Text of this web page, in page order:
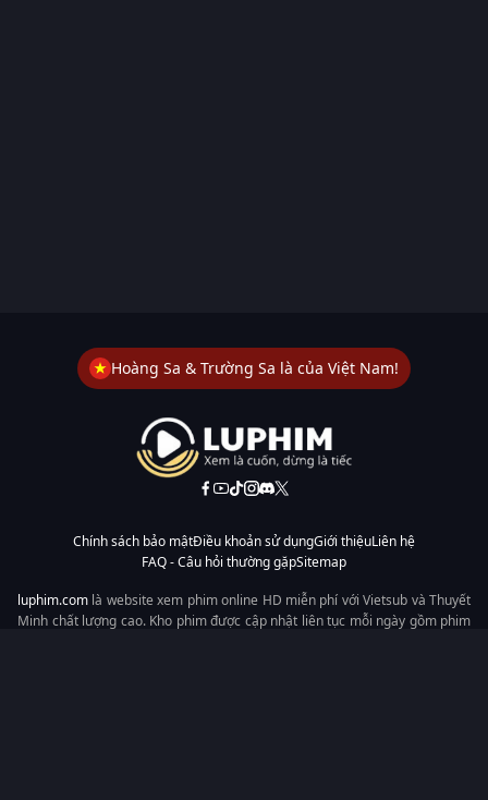
Hoàng Sa & Trường Sa là của Việt Nam!
Chính sách bảo mậtĐiều khoản sử dụngGiới thiệuLiên hệ
FAQ - Câu hỏi thường gặpSitemap
luphim.com là website xem phim online HD miễn phí với Vietsub và Thuyết
Minh chất lượng cao. Kho phim được cập nhật liên tục mỗi ngày gồm phim